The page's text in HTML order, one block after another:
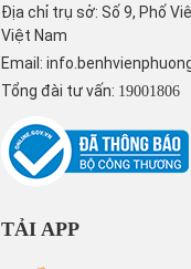
Địa chỉ trụ sở: Số 9, Phố
Việt Nam
Email:
Tổng đài tư vấn: 19001806
TẢI APP